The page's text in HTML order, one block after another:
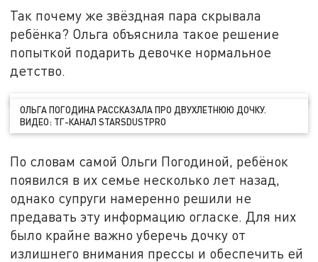
Так почему же звёздная пара скрывала
ребёнка? Ольга объяснила такое решение
попыткой подарить девочке нормальное
детство.
ОЛЬГА ПОГОДИНА РАССКАЗАЛА ПРО ДВУХЛЕТНЮЮ ДОЧКУ.
ВИДЕО: ТГ-КАНАЛ STARSDUSTPRO
По словам самой Ольги Погодиной, ребёнок
появился в их семье несколько лет назад,
однако супруги намеренно решили не
предавать эту информацию огласке. Для них
было крайне важно уберечь дочку от
излишнего внимания прессы и обеспечить ей